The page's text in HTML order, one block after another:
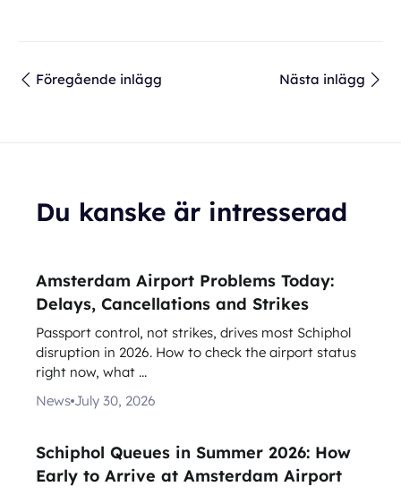
Föregående inlägg Nästa inlägg
Du kanske är intresserad
Amsterdam Airport Problems Today:
Delays, Cancellations and Strikes
Passport control, not strikes, drives most Schiphol
disruption in 2026. How to check the airport status
right now, what ...
News July 30, 2026
Schiphol Queues in Summer 2026: How
Early to Arrive at Amsterdam Airport